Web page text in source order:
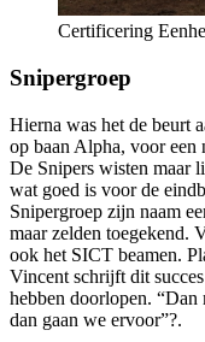
Certificering
Snipergroep
Hierna was het de beurt
op baan Alpha, voor een
De Snipers wisten maar
wat goed is voor de
Snipergroep zijn naam
maar zelden toegekend.
ook het SICT beamen.
Vincent schrijft dit
hebben doorlopen. “Dan
dan gaan we ervoor”?.